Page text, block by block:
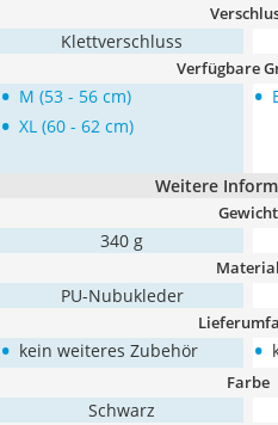
Klettverschluss
Verfügbare
• M (53 - 56 cm)
• XL (60 - 62 cm)
•
Weitere
Gewicht
340 g
Material
PU-Nubukleder
• kein weiteres Zubehör •
Farbe
Schwarz